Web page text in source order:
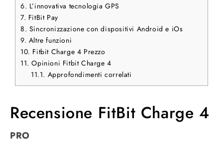
6. L’innovativa tecnologia GPS
7. FitBit Pay
8. Sincronizzazione con dispositivi Android e iOs
9. Altre funzioni
10. Fitbit Charge 4 Prezzo
11. Opinioni Fitbit Charge 4
11.1. Approfondimenti correlati
Recensione FitBit Charge 4
PRO